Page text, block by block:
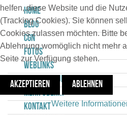
Home
Blog
CGN
Fotos
Weblinks
Spotterstuff
Mehr über...
Kontakt
helfen, diese Website und die
(Tracking Cookies). Sie können
Cookies zulassen möchten. Bitte
Ablehnung womöglich nicht mehr
Seite zur Verfügung stehen.
AKZEPTIEREN ABLEHNEN
Weitere